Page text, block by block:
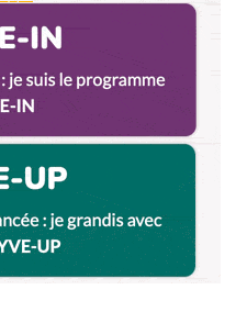
week-end au Village
car je me dis et
Je pourrais ainsi y
enfants .